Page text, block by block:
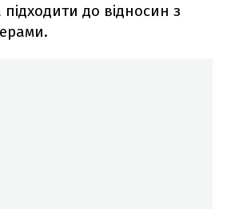
підходити до відносин з